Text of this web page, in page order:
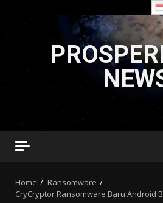
Home
Ransomware
CryCryptor Ransomware Baru Android